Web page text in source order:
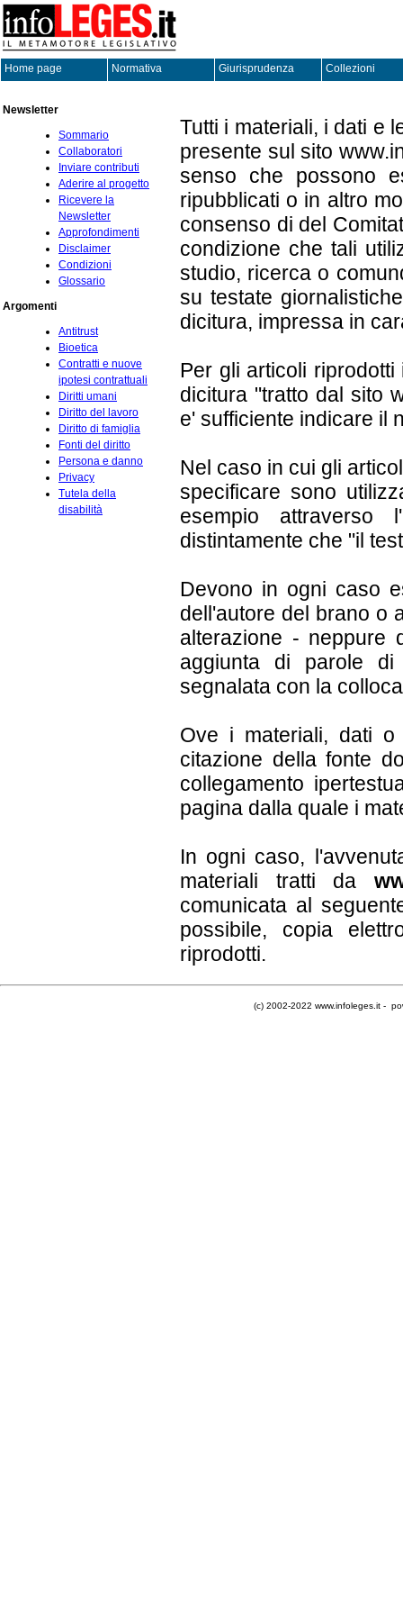
Home page Normativa Giurisprudenza Collezioni
Newsletter
Sommario
Collaboratori
Inviare contributi
Aderire al progetto
Ricevere la
Newsletter
Approfondimenti
Disclaimer
Condizioni
Glossario
Argomenti
Antitrust
Bioetica
Contratti e nuove
ipotesi contrattuali
Diritti umani
Diritto del lavoro
Diritto di famiglia
Fonti del diritto
Persona e danno
Privacy
Tutela della
disabilità
Tutti i materiali, i dati e
presente sul sito
senso che possono
ripubblicati o in altro
consenso di del
condizione che tali
studio, ricerca o
su testate
dicitura, impressa in
Per gli articoli
dicitura "tratto dal sito
e' sufficiente indicare il
Nel caso in cui gli
specificare sono
esempio
distintamente che "il
Devono in ogni caso
dell'autore del brano o
alterazione - neppure
aggiunta di parole
segnalata con la
Ove i materiali, dati o
citazione della fonte
collegamento
pagina dalla quale i
In ogni caso,
materiali tratti da
comunicata al
possibile, copia
riprodotti.
(c) 2002-2022 www.infoleges.it -